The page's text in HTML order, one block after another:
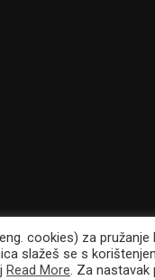
cookies) za
slažeš se s
Read More. Za nastavak